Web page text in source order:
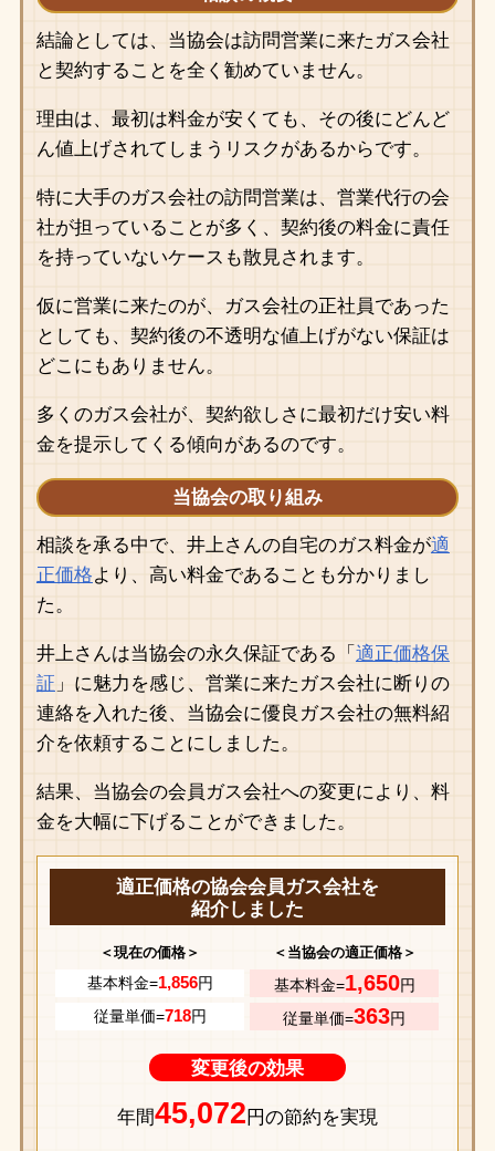
結論としては、当協会は訪問営業に来たガス会社
と契約することを全く勧めていません。
理由は、最初は料金が安くても、その後にどんど
ん値上げされてしまうリスクがあるからです。
特に大手のガス会社の訪問営業は、営業代行の会
社が担っていることが多く、契約後の料金に責任
を持っていないケースも散見されます。
仮に営業に来たのが、ガス会社の正社員であった
としても、契約後の不透明な値上げがない保証は
どこにもありません。
多くのガス会社が、契約欲しさに最初だけ安い料
金を提示してくる傾向があるのです。
当協会の取り組み
相談を承る中で、井上さんの自宅のガス料金が適
正価格より、高い料金であることも分かりまし
た。
井上さんは当協会の永久保証である「 適正価格保
証 」に魅力を感じ、営業に来たガス会社に断りの
連絡を入れた後、当協会に優良ガス会社の無料紹
介を依頼することにしました。
結果、当協会の会員ガス会社への変更により、料
金を大幅に下げることができました。
適正価格の協会会員ガス会社を
紹介しました
＜現在の価格＞ ＜当協会の適正価格＞
基本料金=1,856円 基本料金=1,650円
従量単価=718円 従量単価=363円
変更後の効果
年間45,072 円の節約を実現